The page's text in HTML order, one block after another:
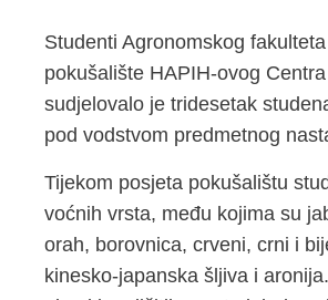
Studenti Agronomskog
pokušalište HAPIH-ovog
sudjelovalo je tridesetak
pod vodstvom predmetnog
Tijekom posjeta pokušalištu
voćnih vrsta, među kojima su
orah, borovnica, crveni, crni i
kinesko-japanska šljiva i